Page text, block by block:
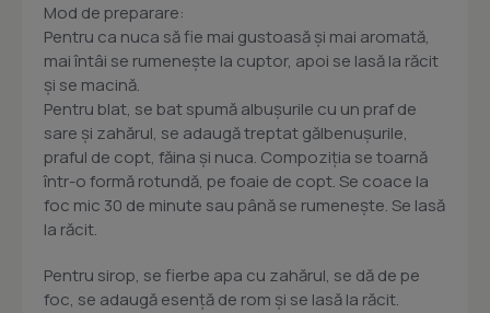
Mod de preparare:
Pentru ca nuca să fie mai gustoasă şi mai aromată,
mai întâi se rumeneşte la cuptor, apoi se lasă la răcit
şi se macină.
Pentru blat, se bat spumă albuşurile cu un praf de
sare şi zahărul, se adaugă treptat gălbenuşurile,
praful de copt, făina şi nuca. Compoziţia se toarnă
într-o formă rotundă, pe foaie de copt. Se coace la
foc mic 30 de minute sau până se rumeneşte. Se lasă
la răcit.
Pentru sirop, se fierbe apa cu zahărul, se dă de pe
foc, se adaugă esenţă de rom şi se lasă la răcit.